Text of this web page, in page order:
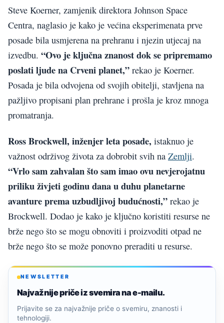
Steve Koerner, zamjenik direktora Johnson Space
Centra, naglasio je kako je većina eksperimenata prve
posade bila usmjerena na prehranu i njezin utjecaj na
izvedbu. “Ovo je ključna znanost dok se pripremamo
poslati ljude na Crveni planet,” rekao je Koerner.
Posada je bila odvojena od svojih obitelji, stavljena na
pažljivo propisani plan prehrane i prošla je kroz mnoga
promatranja.
Ross Brockwell, inženjer leta posade, istaknuo je
važnost održivog života za dobrobit svih na Zemlji.
“Vrlo sam zahvalan što sam imao ovu nevjerojatnu
priliku živjeti godinu dana u duhu planetarne
avanture prema uzbudljivoj budućnosti,” rekao je
Brockwell. Dodao je kako je ključno koristiti resurse ne
brže nego što se mogu obnoviti i proizvoditi otpad ne
brže nego što se može ponovno preraditi u resurse.
NEWSLETTER
Najvažnije priče iz svemira na e-mailu.
Prijavite se za najvažnije priče o svemiru, znanosti i
tehnologiji.